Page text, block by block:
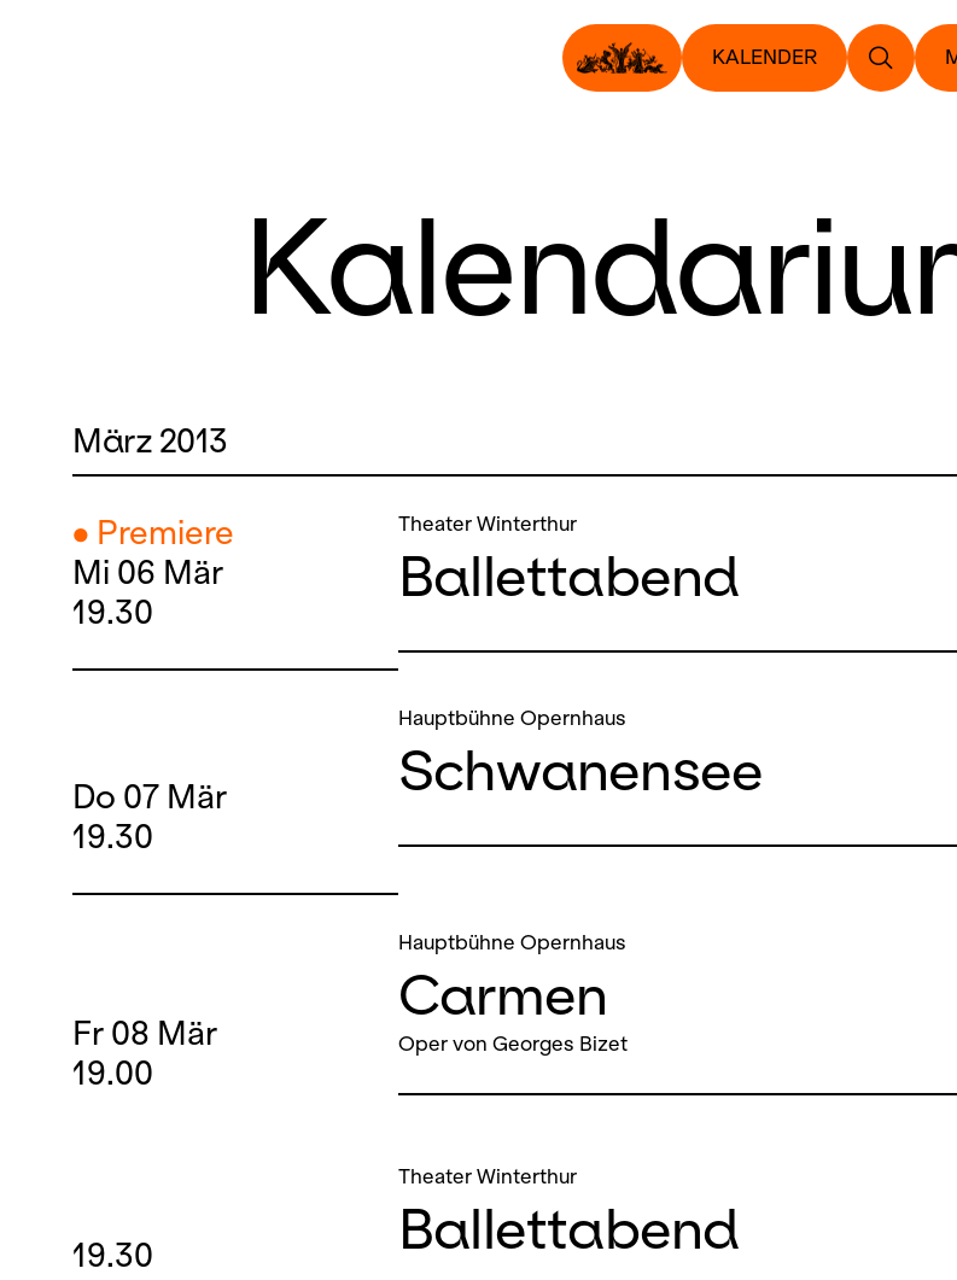
KALENDER
März 2013
● Premiere
Mi 06 Mär
19.30
Theater Winterthur
Ballettabend
Do 07 Mär
19.30
Hauptbühne Opernhaus
Schwanensee
Fr 08 Mär
19.00
Hauptbühne Opernhaus
Carmen
Oper von Georges Bizet
19.30
Theater Winterthur
Ballettabend